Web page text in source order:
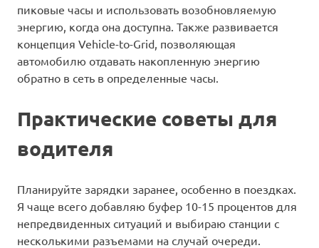
пиковые часы и использовать возобновляемую
энергию, когда она доступна. Также развивается
концепция Vehicle-to-Grid, позволяющая
автомобилю отдавать накопленную энергию
обратно в сеть в определенные часы.
Практические советы для
водителя
Планируйте зарядки заранее, особенно в поездках.
Я чаще всего добавляю буфер 10-15 процентов для
непредвиденных ситуаций и выбираю станции с
несколькими разъемами на случай очереди.